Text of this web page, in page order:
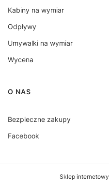
Kabiny na wymiar
Odpływy
Umywalki na wymiar
Wycena
O NAS
Bezpieczne zakupy
Facebook
Sklep internetowy